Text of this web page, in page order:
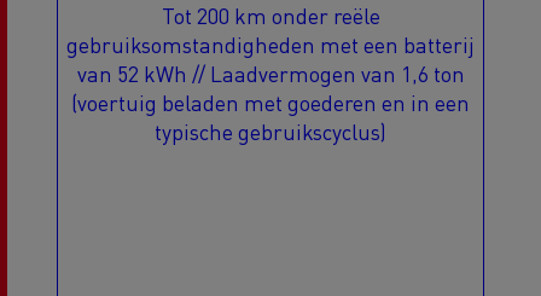
Tot 200 km onder reële
gebruiksomstandigheden met een batterij
van 52 kWh // Laadvermogen van 1,6 ton
(voertuig beladen met goederen en in een
typische gebruikscyclus)